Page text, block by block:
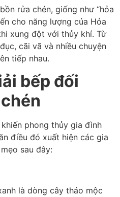
rửa chén, giống như “hỏa
cho năng lượng của Hỏa
xung đột với thủy khí. Từ
cãi vã và nhiều chuyện
tiếp nhau.
bếp đối
phong thủy gia đình
điều đó xuất hiện các gia
sau đây:
là dòng cây thảo mộc